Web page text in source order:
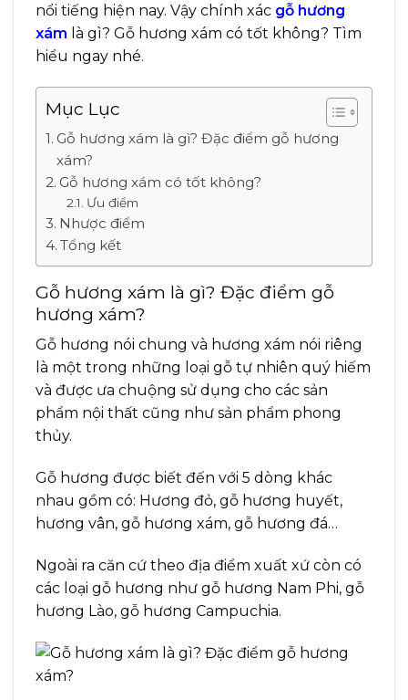
nổi tiếng hiện nay. Vậy chính xác gỗ hương
xám là gì? Gỗ hương xám có tốt không? Tìm
hiểu ngay nhé.
Mục Lục
Gỗ hương xám là gì? Đặc điểm gỗ hương
xám?
Gỗ hương xám có tốt không?
Ưu điểm
Nhược điểm
Tổng kết
Gỗ hương xám là gì? Đặc điểm gỗ
hương xám?
Gỗ hương nói chung và hương xám nói riêng
là một trong những loại gỗ tự nhiên quý hiếm
và được ưa chuộng sử dụng cho các sản
phẩm nội thất cũng như sản phẩm phong
thủy.
Gỗ hương được biết đến với 5 dòng khác
nhau gồm có: Hương đỏ, gỗ hương huyết,
hương vân, gỗ hương xám, gỗ hương đá…
Ngoài ra căn cứ theo địa điểm xuất xứ còn có
các loại gỗ hương như gỗ hương Nam Phi, gỗ
hương Lào, gỗ hương Campuchia.